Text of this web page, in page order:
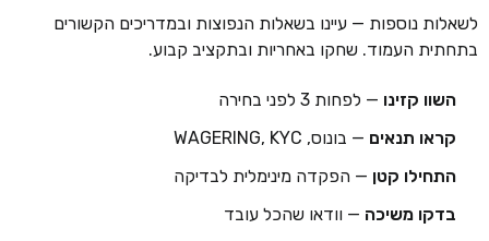
לשאלות נוספות — עיינו בשאלות הנפוצות ובמדריכים הקשורים
בתחתית העמוד. שחקו באחריות ובתקציב קבוע.
השוו קזינו — לפחות 3 לפני בחירה
קראו תנאים — בונוס, WAGERING, KYC
התחילו קטן — הפקדה מינימלית לבדיקה
בדקו משיכה — וודאו שהכל עובד